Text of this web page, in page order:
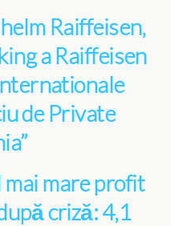
Raiffeisen,
a Raiffeisen
de Private
mai mare profit
criză: 4,1